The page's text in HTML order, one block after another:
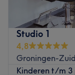
procent human
hoogte van de
haarmodellen,
Studio 1
4,8
Groningen-
Kinderen t/m